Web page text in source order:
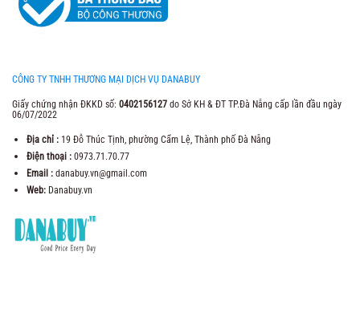
CÔNG TY TNHH THƯƠNG MẠI DỊCH VỤ DANABUY
Giấy chứng nhận ĐKKD số: 0402156127 do Sở KH & ĐT TP.Đà Nẵng cấp lần đầu ngày
06/07/2022
Địa chỉ :19 Đỗ Thúc Tịnh, phường Cẩm Lệ, Thành phố Đà Nẵng
Điện thoại :0973.71.70.77
Email : danabuy.vn@gmail.com
Web: Danabuy.vn